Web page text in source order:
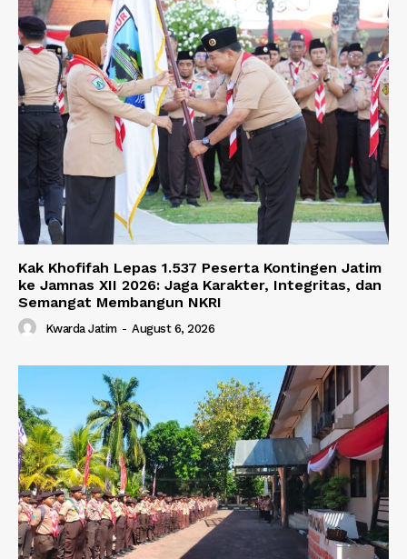
Kak Khofifah Lepas 1.537 Peserta Kontingen Jatim
ke Jamnas XII 2026: Jaga Karakter, Integritas, dan
Semangat Membangun NKRI
Kwarda Jatim - August 6, 2026